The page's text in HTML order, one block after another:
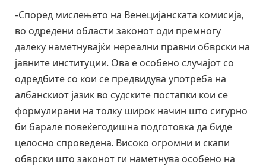
-Според мислењето на Венецијанската комисија,
во одредени области законот оди премногу
далеку наметнувајќи нереални правни обврски на
јавните институции. Ова е особено случајот со
одредбите со кои се предвидува употреба на
албанскиот јазик во судските постапки кои се
формулирани на толку широк начин што сигурно
би барале повеќегодишна подготовка да биде
целосно спроведена. Високо огромни и скапи
обврски што законот ги наметнува особено на